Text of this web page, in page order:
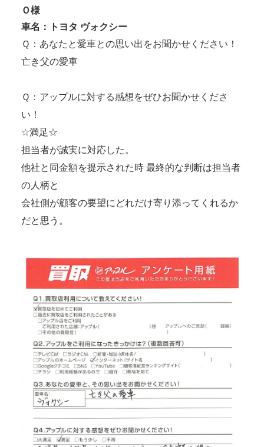
Ｏ様
車名：トヨタ ヴォクシー
Ｑ：あなたと愛車との思い出をお聞かせください！
亡き父の愛車
Ｑ：アップルに対する感想をぜひお聞かせくださ
い！
☆満足☆
担当者が誠実に対応した。
他社と同金額を提示された時 最終的な判断は担当者
の人柄と
会社側が顧客の要望にどれだけ寄り添ってくれるか
だと思う。